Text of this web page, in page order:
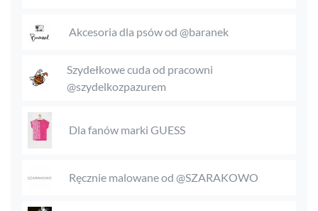
Akcesoria dla psów od @baranek
Szydełkowe cuda od pracowni
@szydelkozpazurem
Dla fanów marki GUESS
Ręcznie malowane od @SZARAKOWO